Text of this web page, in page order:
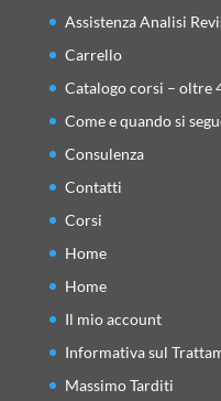
Assistenza Analisi
Carrello
Catalogo corsi – oltre
Come e quando si
Consulenza
Contatti
Corsi
Home
Home
Il mio account
Informativa sul
Massimo Tarditi